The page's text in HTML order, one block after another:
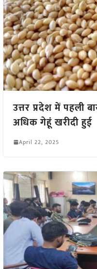
उत्तर प्रदेश में पहली
अधिक गेहूं खरीदी हुई
April 22, 2025